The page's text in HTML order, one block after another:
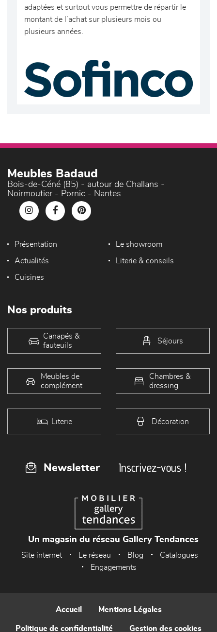
adaptées et surtout vous permettre de répartir le
montant de l’achat sur plusieurs mois ou
plusieurs années.
Meubles Badaud
Bois-de-Céné (85) - autour de Challans -
Noirmoutier - Pornic - Nantes
Présentation Le showroom
Actualités Literie & conseils
Cuisines
Nos produits
Canapés &
fauteuils
Séjours
Meubles de
complément
Chambres &
dressing
Literie Décoration
Newsletter Inscrivez-vous !
Un magasin du réseau Gallery Tendances
Site internet Le réseau Blog
Catalogues
Engagements
Accueil Mentions Légales
Politique de confidentialité Gestion des cookies